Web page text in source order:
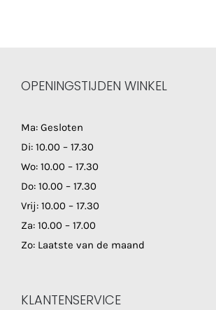
OPENINGSTIJDEN WINKEL
Ma: Gesloten
Di: 10.00 – 17.30
Wo: 10.00 – 17.30
Do: 10.00 – 17.30
Vrij: 10.00 – 17.30
Za: 10.00 – 17.00
Zo: Laatste van de maand
KLANTENSERVICE